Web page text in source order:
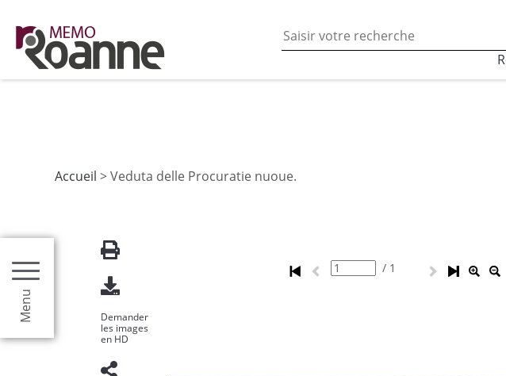
En poursuivant votre navigation sur ce site vous acceptez l’utilisation des
les fonctionnalités de partages de contenu sur les réseaux sociaux.
Menu
Accueil > Veduta delle Procuratie nuoue.
Demander
les images
en HD
/ 1